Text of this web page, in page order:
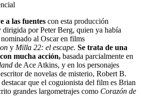
a las fuentes con esta producción
por Peter Berg, quien ya había
al Oscar en films
y Milla 22: el escape. Se trata de una
con mucha acción, basada parcialmente en
de Ace Atkins, y en los personajes
de novelas de misterio, Robert B.
que el coguionista del film es Brian
grandes largometrajes como Corazón de